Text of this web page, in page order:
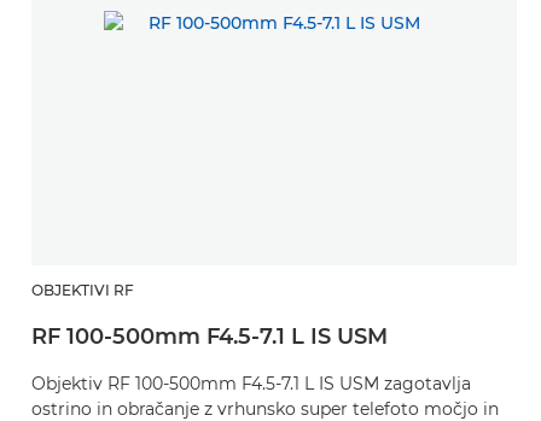
OBJEKTIVI RF
RF 100-500mm F4.5-7.1 L IS USM
Objektiv RF 100-500mm F4.5-7.1 L IS USM zagotavlja
ostrino in obračanje z vrhunsko super telefoto močjo in